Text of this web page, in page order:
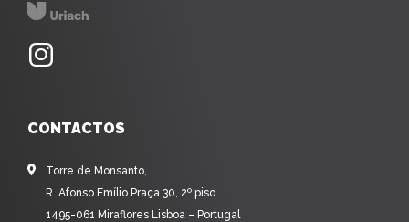
CONTACTOS
Torre de Monsanto,
R. Afonso Emílio Praça 30, 2º piso
1495-061 Miraflores Lisboa – Portugal